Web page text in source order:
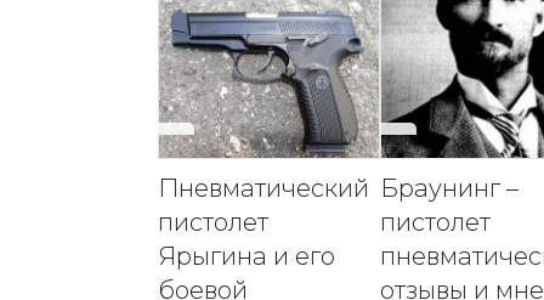
Пневматический
пистолет
Ярыгина и его
боевой
Браунинг –
пистолет
отзывы и